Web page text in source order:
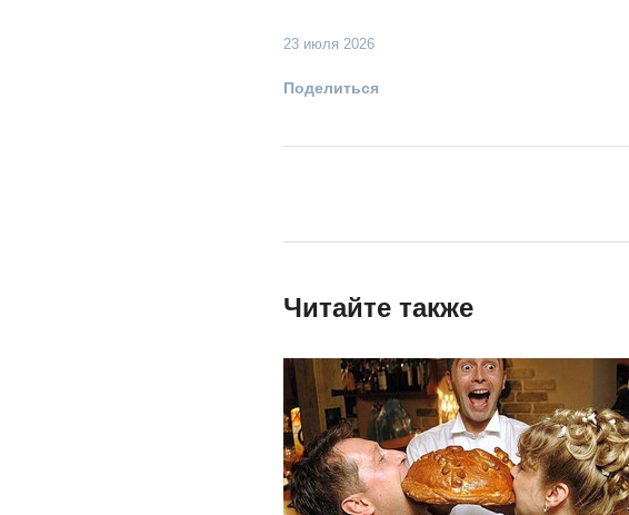
23 июля 2026
Поделиться
Читайте также